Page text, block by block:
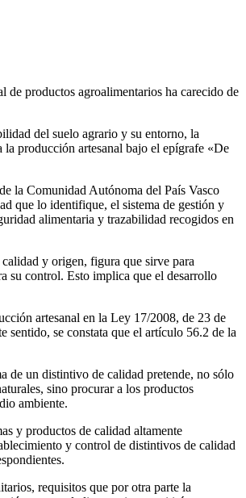
de productos agroalimentarios ha carecido de
del suelo agrario y su entorno, la
la producción artesanal bajo el epígrafe «De
la Comunidad Autónoma del País Vasco
que lo identifique, el sistema de gestión y
alimentaria y trazabilidad recogidos en
y origen, figura que sirve para
su control. Esto implica que el desarrollo
artesanal en la Ley 17/2008, de 23 de
sentido, se constata que el artículo 56.2 de la
de un distintivo de calidad pretende, no sólo
sino procurar a los productos
ambiente.
y productos de calidad altamente
y control de distintivos de calidad
requisitos que por otra parte la